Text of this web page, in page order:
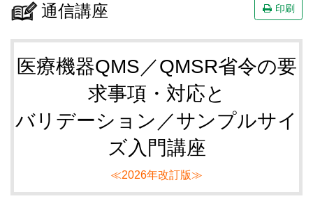
通信講座 印刷
医療機器QMS／QMSR省令の要
求事項・対応と
バリデーション／サンプルサイ
ズ入門講座
≪2026年改訂版≫